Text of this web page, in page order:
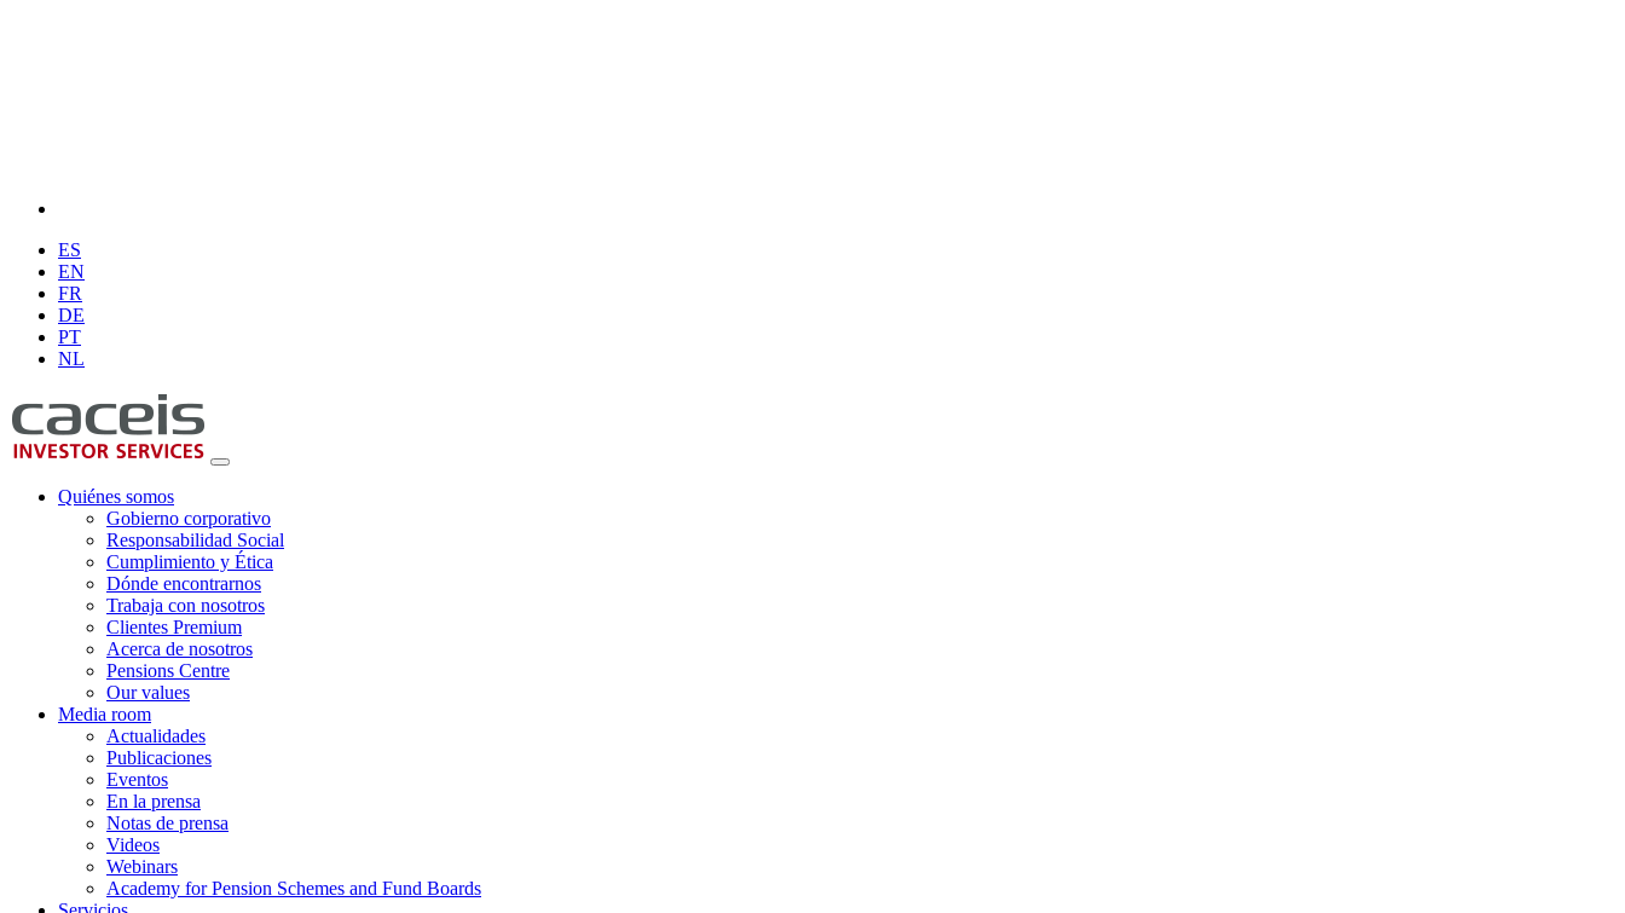
ES
EN
FR
DE
PT
NL
Quiénes somos
Gobierno corporativo
Responsabilidad Social
Cumplimiento y Ética
Dónde encontrarnos
Trabaja con nosotros
Clientes Premium
Acerca de nosotros
Pensions Centre
Our values
Media room
Actualidades
Publicaciones
Eventos
En la prensa
Notas de prensa
Videos
Webinars
Academy for Pension Schemes and Fund Boards